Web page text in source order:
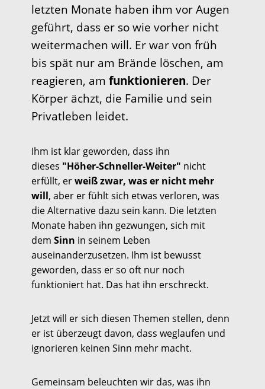
letzten Monate haben ihm vor Augen
geführt, dass er so wie vorher nicht
weitermachen will. Er war von früh
bis spät nur am Brände löschen, am
reagieren, am funktionieren. Der
Körper ächzt, die Familie und sein
Privatleben leidet.
Ihm ist klar geworden, dass ihn
dieses "Höher-Schneller-Weiter" nicht
erfüllt, erweiß zwar, was er nicht mehr
will, aber er fühlt sich etwas verloren, was
die Alternative dazu sein kann. Die letzten
Monate haben ihn gezwungen, sich mit
dem Sinn in seinem Leben
auseinanderzusetzen. Ihm ist bewusst
geworden, dass er so oft nur noch
funktioniert hat. Das hat ihn erschreckt.
Jetzt will er sich diesen Themen stellen, denn
er ist überzeugt davon, dass weglaufen und
ignorieren keinen Sinn mehr macht.
Gemeinsam beleuchten wir das, was ihn